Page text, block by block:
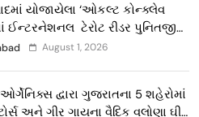
યોજાયેલા ‘ઓકલ્ટ કોન્ક્લેવ
ઈન્ટરનેશનલ ટેરોટ રીડર પુનિતજી
કાર્ડ રીડિંગ અંગે માહિતી આપી
August 1, 2026
દ્વારા ગુજરાતના 5 શહેરોમાં
અને ગીર ગાયના વૈદિક વલોણા ઘી-